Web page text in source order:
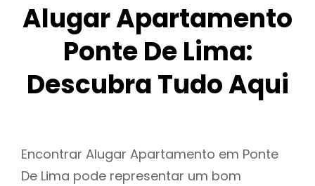
Alugar Apartamento
Ponte De Lima:
Descubra Tudo Aqui
Encontrar Alugar Apartamento em Ponte
De Lima pode representar um bom